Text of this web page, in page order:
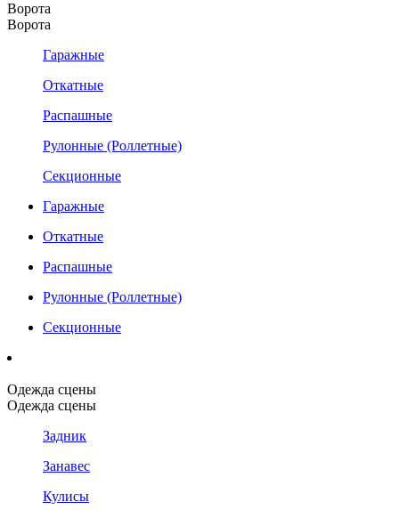
Ворота
Ворота
Гаражные
Откатные
Распашные
Рулонные (Роллетные)
Секционные
Гаражные
Откатные
Распашные
Рулонные (Роллетные)
Секционные
Одежда сцены
Одежда сцены
Задник
Занавес
Кулисы